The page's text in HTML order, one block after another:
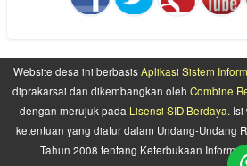
Website desa ini berbasisAplikasi Sistem
diprakarsai dan dikembangkan oleh Combine
dengan merujuk pada Lisensi SID Berdaya. Isi
ketentuan yang diatur dalam Undang-Undang
Tahun 2008 tentang Keterbukaan